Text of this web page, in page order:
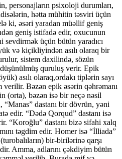
personajların psixoloji durumları,
hətta mühitin təsviri üçün
ki, əsəri yaradan müəllif geniş
geniş istifadə edir, oxucunun
üçün bütün yaradıcı
və kiçikliyindən asılı olaraq bir
sistem daxilində, sözün
quruluş verir. Epik
asılı olaraq,ordakı tiplərin sayı
verilir. Bəzən epik əsərin qəhrəmanı
(orta), bəzən isə bir neçə nəsil
dastanı bir dövrün, yəni
edir. “Dədə Qorqud” dastanı isə
“Koroğlu” dastanı bizə sifahi xalq
təgdim edir. Homer isə “İlliada”
bir-birilərinə qarşı
Amma, adlarını çəkdiyim bütün